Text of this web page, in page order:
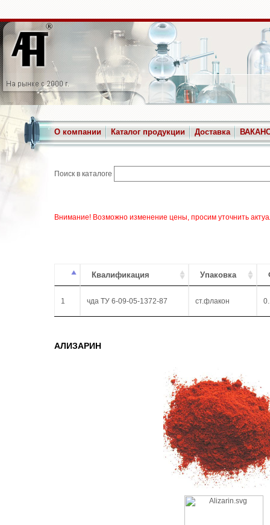
О компании Каталог продукции Доставка
Поиск в каталоге
Внимание! Возможно изменение цены, просим уточнить
Квалификация Упаковка
1 чда ТУ 6-09-05-1372-87 ст.флакон
АЛИЗАРИН